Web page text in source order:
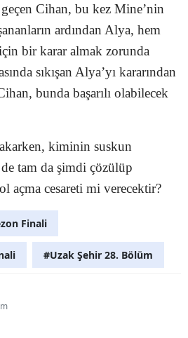
Cihan, bu kez Mine’nin
ardından Alya, hem
bir karar almak zorunda
sıkışan Alya’yı kararından
bunda başarılı olabilecek
kiminin suskun
tam da şimdi çözülüp
açma cesareti mi verecektir?
Finali
#Uzak Şehir 28. Bölüm